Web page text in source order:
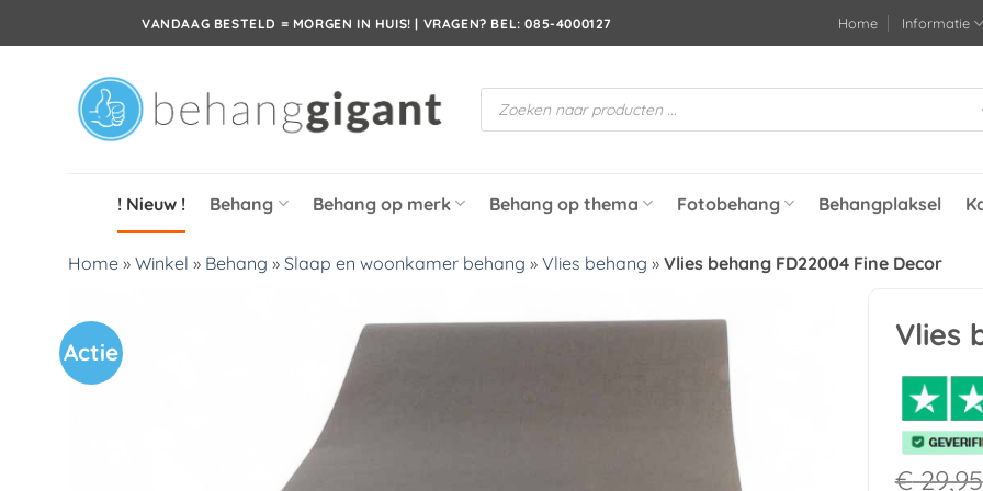
VANDAAG BESTELD = MORGEN IN HUIS! | VRAGEN? BEL: 085-4000127 Home Informatie
Producten
zoeken
! Nieuw ! Behang Behang op merk Behang op thema Fotobehang Behangplaksel
Home » Winkel » Behang » Slaap en woonkamer behang » Vlies behang » Vlies behang FD22004 Fine Decor
Actie Vlies
€29,95